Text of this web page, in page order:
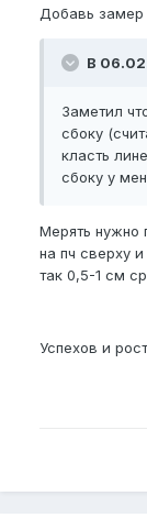
Добавь замер
В
Заметил
сбоку
класть
сбоку у
Мерять нужно
на пч сверху
так 0,5-1 см
Успехов и